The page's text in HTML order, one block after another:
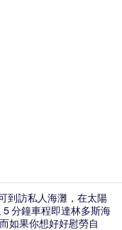
到訪私人海灘，在太陽
分鐘車程即達林多斯海
如果你想好好慰勞自